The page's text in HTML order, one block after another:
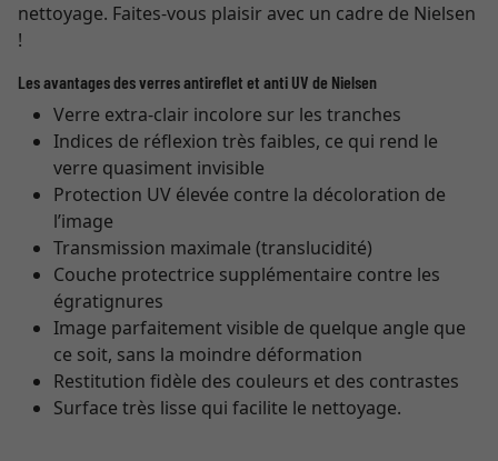
nettoyage. Faites-vous plaisir avec un cadre de Nielsen
!
Les avantages des verres antireflet et anti UV de Nielsen
Verre extra-clair incolore sur les tranches
Indices de réflexion très faibles, ce qui rend le
verre quasiment invisible
Protection UV élevée contre la décoloration de
l’image
Transmission maximale (translucidité)
Couche protectrice supplémentaire contre les
égratignures
Image parfaitement visible de quelque angle que
ce soit, sans la moindre déformation
Restitution fidèle des couleurs et des contrastes
Surface très lisse qui facilite le nettoyage.